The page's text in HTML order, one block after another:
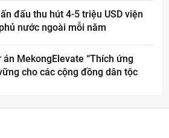
đấu thu hút 4-5 triệu USD viện
nước ngoài mỗi năm
án MekongElevate “Thích ứng
cho các cộng đồng dân tộc